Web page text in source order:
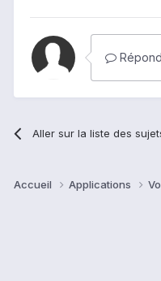
Aller sur la liste des
Accueil Applications